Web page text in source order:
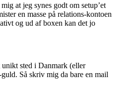
at jeg synes godt om setup’et
en masse på relations-kontoen
og ud af boxen kan det jo
sted i Danmark (eller
Så skriv mig da bare en mail